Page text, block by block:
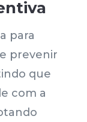
para
prevenir
que
com a